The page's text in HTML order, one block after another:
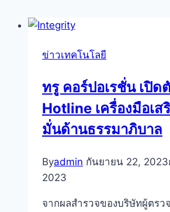
ข่าวเทคโนโลยี
ทรู คอร์ปอเรชั่น เปิ
Hotline เครื่องมือเส
มั่นด้านธรรมาภิบาล
Byadmin กันยายน 22, 2023
2023
จากผลสำรวจของบริษัทผู้ตร